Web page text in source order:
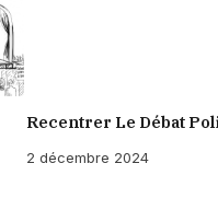
Recentrer Le Débat
2 décembre 2024